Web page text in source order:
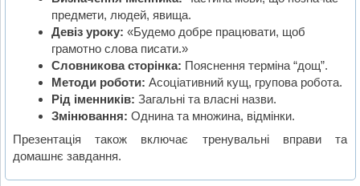
предмети, людей, явища.
Девіз уроку: «Будемо добре працювати, щоб
грамотно слова писати.»
Словникова сторінка: Пояснення терміна “дощ”.
Методи роботи: Асоціативний кущ, групова робота.
Рід іменників: Загальні та власні назви.
Змінювання: Однина та множина, відмінки.
Презентація також включає тренувальні вправи та
домашнє завдання.